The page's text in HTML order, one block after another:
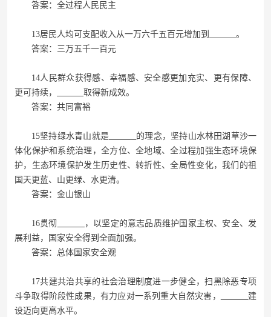
答案：全过程人民民主
13居民人均可支配收入从一万六千五百元增加到
。
答案：三万五千一百元
14人民群众获得感、幸福感、安全感更加充实、更有保障、
更可持续，
取得新成效。
答案：共同富裕
15坚持绿水青山就是
的理念，坚持山水林田湖草沙一
体化保护和系统治理，全方位、全地域、全过程加强生态环境保
护，生态环境保护发生历史性、转折性、全局性变化，我们的祖
国天更蓝、山更绿、水更清。
答案：金山银山
16贯彻
，以坚定的意志品质维护国家主权、安全、发
展利益，国家安全得到全面加强。
答案：总体国家安全观
17共建共治共享的社会治理制度进一步健全，扫黑除恶专项
斗争取得阶段性成果，有力应对一系列重大自然灾害，
建
设迈向更高水平。